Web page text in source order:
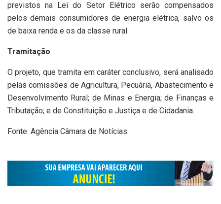
previstos na Lei do Setor Elétrico serão compensados
pelos demais consumidores de energia elétrica, salvo os
de baixa renda e os da classe rural.
Tramitação
O projeto, que tramita em caráter conclusivo, será analisado
pelas comissões de Agricultura, Pecuária, Abastecimento e
Desenvolvimento Rural; de Minas e Energia; de Finanças e
Tributação; e de Constituição e Justiça e de Cidadania.
Fonte: Agência Câmara de Notícias